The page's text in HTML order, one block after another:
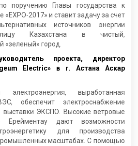
поручению Главы государства к
«ЕХРО-2017» и ставит задачу за счет
источников энергии
Казахстана в чистый,
«зеленый» город.
проекта, директор
Electric» в г. Астана Аскар
выработанная
обеспечит электроснабжение
выставки ЭКСПО. Высокие ветровые
Ерейментау дают возможности
для производства
масштабах. С помощью